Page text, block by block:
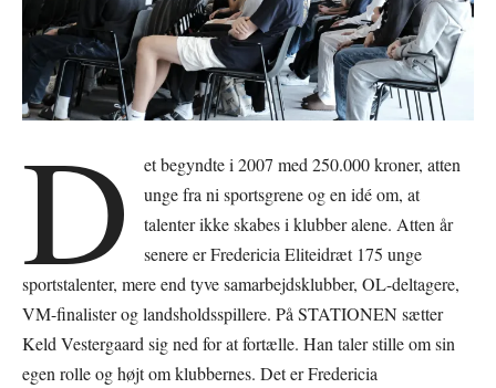
D
et begyndte i 2007 med 250.000 kroner, atten
unge fra ni sportsgrene og en idé om, at
talenter ikke skabes i klubber alene. Atten år
senere er Fredericia Eliteidræt 175 unge
sportstalenter, mere end tyve samarbejdsklubber, OL-deltagere,
VM-finalister og landsholdsspillere. På STATIONEN sætter
Keld Vestergaard sig ned for at fortælle. Han taler stille om sin
egen rolle og højt om klubbernes. Det er Fredericia